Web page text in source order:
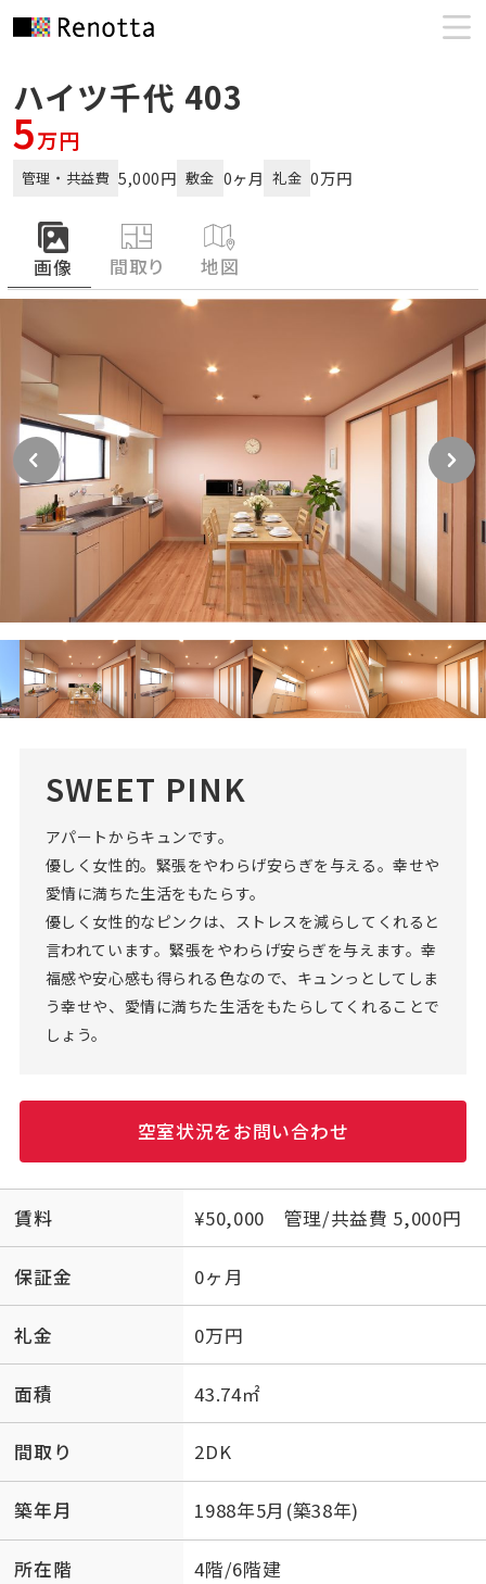
ハイツ千代 403
5万円
管理・共益費 5,000円 敷金 0ヶ月 礼金 0万円
画像 間取り 地図
SWEET PINK
アパートからキュンです。
優しく女性的。緊張をやわらげ安らぎを与える。幸せや
愛情に満ちた生活をもたらす。
優しく女性的なピンクは、ストレスを減らしてくれると
言われています。緊張をやわらげ安らぎを与えます。幸
福感や安心感も得られる色なので、キュンっとしてしま
う幸せや、愛情に満ちた生活をもたらしてくれることで
しょう。
空室状況をお問い合わせ
賃料 ¥50,000 管理/共益費 5,000円
保証金 0ヶ月
礼金 0万円
面積 43.74㎡
間取り 2DK
築年月 1988年5月(築38年)
所在階 4階/6階建